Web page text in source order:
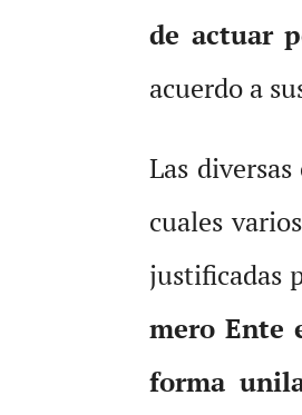
de actuar
acuerdo a
Las
cuales
justificadas
mero Ente
forma